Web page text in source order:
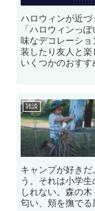
ハロウィンが近
「ハロウィンっ
味なデコレーシ
装したり友人と
いくつかのおすす
雑談
キャンプが好き
う。それは小学
しれない。森の
匂い、頬を撫でる